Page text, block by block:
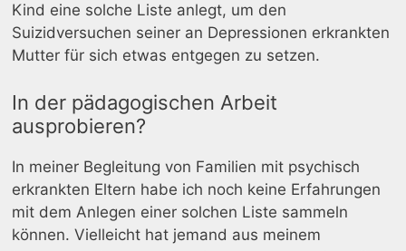
Kind eine solche Liste anlegt, um den
Suizidversuchen seiner an Depressionen erkrankten
Mutter für sich etwas entgegen zu setzen.
In der pädagogischen Arbeit
ausprobieren?
In meiner Begleitung von Familien mit psychisch
erkrankten Eltern habe ich noch keine Erfahrungen
mit dem Anlegen einer solchen Liste sammeln
können. Vielleicht hat jemand aus meinem